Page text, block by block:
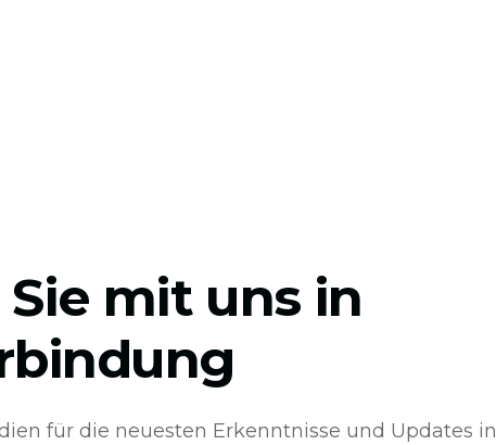
mit uns in
für die neuesten Erkenntnisse und Updates in